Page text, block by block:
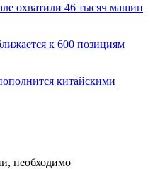
охватили 46 тысяч машин
к 600 позициям
китайскими
необходимо